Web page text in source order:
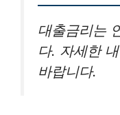
대출금리는
다. 자세한
바랍니다.